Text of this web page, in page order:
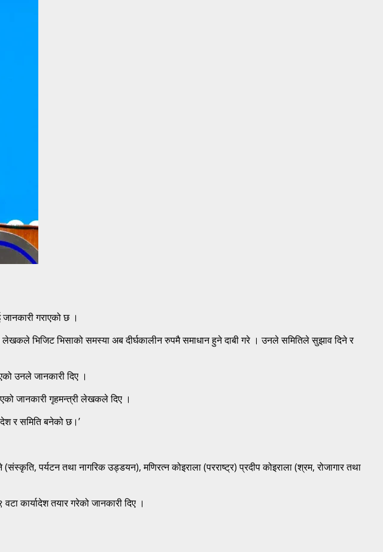
गराएको छ ।
भिजिट भिसाको समस्या अब दीर्घकालीन रुपमै समाधान हुने दाबी गरे । उनले समितिले सुझाव दिने र
उनले जानकारी दिए ।
जानकारी गृहमन्त्री लेखकले दिए ।
र समिति बनेको छ।’
पर्यटन तथा नागरिक उड्डयन), मणिरत्न कोइराला (परराष्ट्र) प्रदीप कोइराला (श्रम, रोजागार तथा
कार्यादेश तयार गरेको जानकारी दिए ।